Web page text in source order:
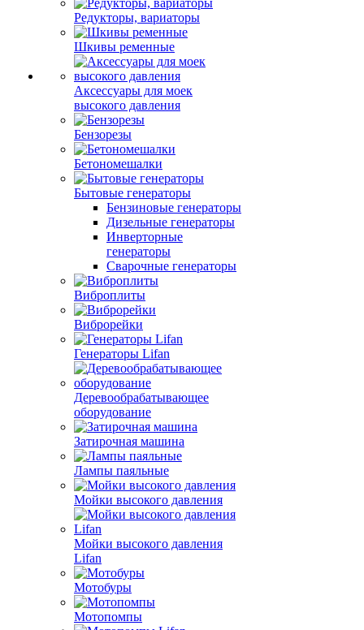
Редукторы, вариаторы
Шкивы ременные
Аксессуары для моек
высокого давления
Бензорезы
Бетономешалки
Бытовые генераторы
Бензиновые генераторы
Дизельные генераторы
Инверторные
генераторы
Сварочные генераторы
Виброплиты
Виброрейки
Генераторы Lifan
Деревообрабатывающее
оборудование
Затирочная машина
Лампы паяльные
Мойки высокого давления
Мойки высокого давления
Lifan
Мотобуры
Мотопомпы